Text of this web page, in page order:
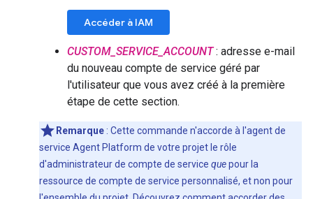
Accéder à IAM
CUSTOM_SERVICE_ACCOUNT: adresse e-mail
du nouveau compte de service géré par
l'utilisateur que vous avez créé à la première
étape de cette section.
Remarque : Cette commande n'accorde à l'agent de
service Agent Platform de votre projet le rôle
d'administrateur de compte de service quepour la
ressource de compte de service personnalisé, et non pour